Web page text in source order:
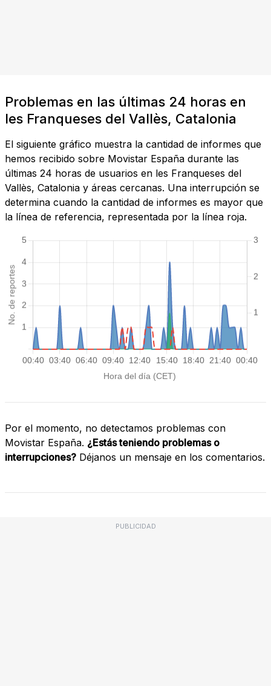
Problemas en las últimas 24 horas en
les Franqueses del Vallès, Catalonia
El siguiente gráfico muestra la cantidad de informes que
hemos recibido sobre Movistar España durante las
últimas 24 horas de usuarios en les Franqueses del
Vallès, Catalonia y áreas cercanas. Una interrupción se
determina cuando la cantidad de informes es mayor que
la línea de referencia, representada por la línea roja.
Por el momento, no detectamos problemas con
Movistar España. ¿Estás teniendo problemas o
interrupciones? Déjanos un mensaje en los comentarios.
PUBLICIDAD